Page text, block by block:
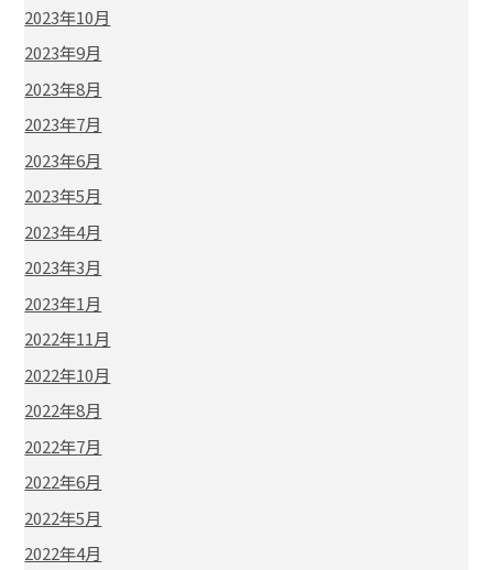
2023年10月
2023年9月
2023年8月
2023年7月
2023年6月
2023年5月
2023年4月
2023年3月
2023年1月
2022年11月
2022年10月
2022年8月
2022年7月
2022年6月
2022年5月
2022年4月